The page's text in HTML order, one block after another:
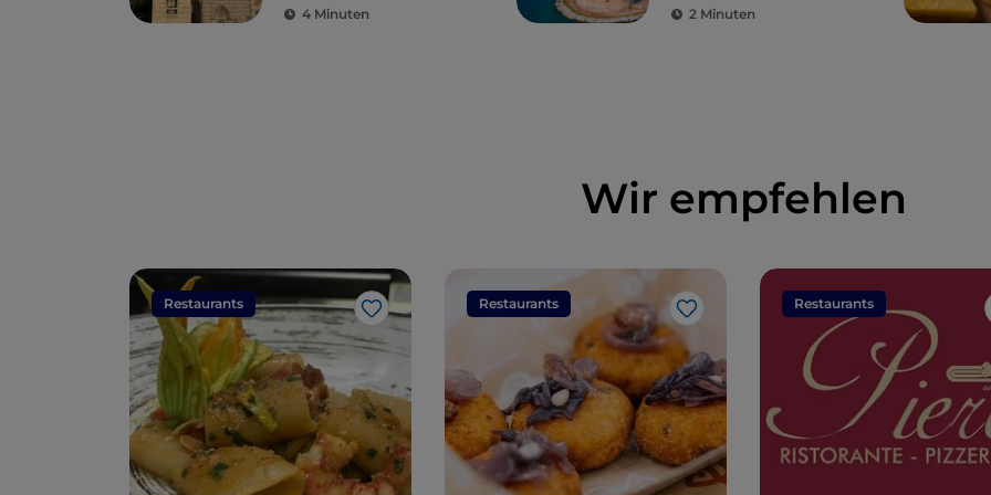
größte und
4 Minuten
Touristenhäfen
2 Minuten
Wir empfehlen
Restaurants
Like
Restaurants
Like
Restaurants